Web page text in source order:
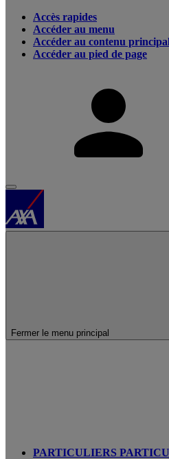
Accès rapides
Accéder au menu
Accéder au contenu
Accéder au pied de page
Fermer le menu principal
PARTICULIERS